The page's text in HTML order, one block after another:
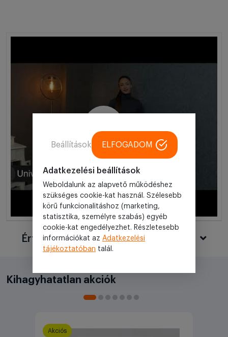
Értékelések
Kihagyhatatlan akciók
Akciós
Adatkezelési beállítások
Weboldalunk az alapvető működéshez
szükséges cookie-kat használ. Szélesebb
körű funkcionalitáshoz (marketing,
statisztika, személyre szabás) egyéb
cookie-kat engedélyezhet. Részletesebb
információkat az Adatkezelési
tájékoztatóban talál.
Beállítások ELFOGADOM